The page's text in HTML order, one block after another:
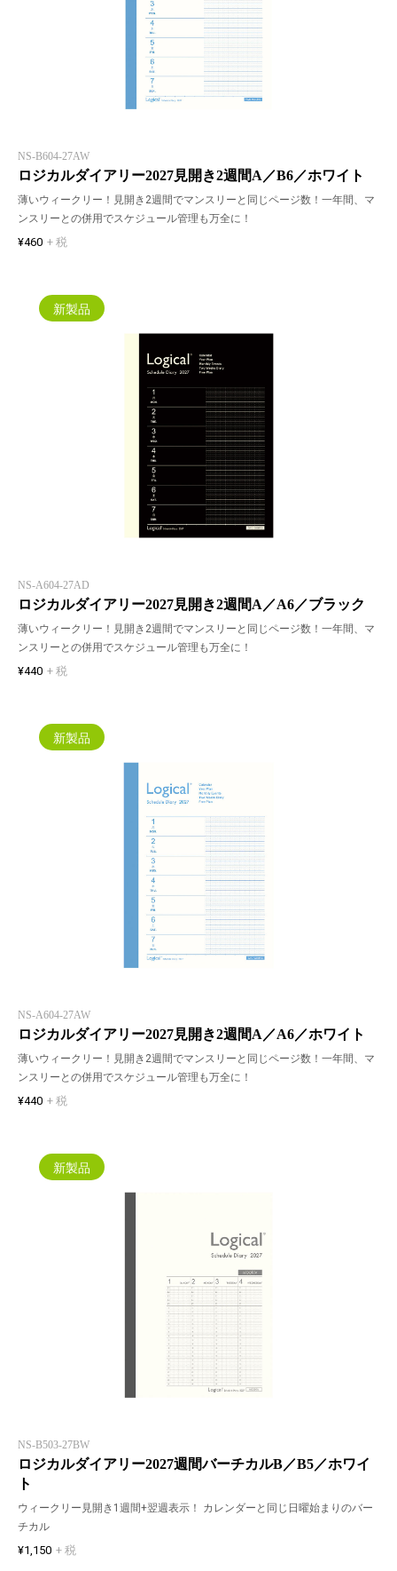
NS-B604-27AW
ロジカルダイアリー2027見開き2週間A／B6／ホワイト
薄いウィークリー！見開き2週間でマンスリーと同じページ数！一年間、マ
ンスリーとの併用でスケジュール管理も万全に！
¥460 + 税
新製品
NS-A604-27AD
ロジカルダイアリー2027見開き2週間A／A6／ブラック
薄いウィークリー！見開き2週間でマンスリーと同じページ数！一年間、マ
ンスリーとの併用でスケジュール管理も万全に！
¥440 + 税
新製品
NS-A604-27AW
ロジカルダイアリー2027見開き2週間A／A6／ホワイト
薄いウィークリー！見開き2週間でマンスリーと同じページ数！一年間、マ
ンスリーとの併用でスケジュール管理も万全に！
¥440 + 税
新製品
NS-B503-27BW
ロジカルダイアリー2027週間バーチカルB／B5／ホワイ
ト
ウィークリー見開き1週間+翌週表示！ カレンダーと同じ日曜始まりのバー
チカル
¥1,150 + 税